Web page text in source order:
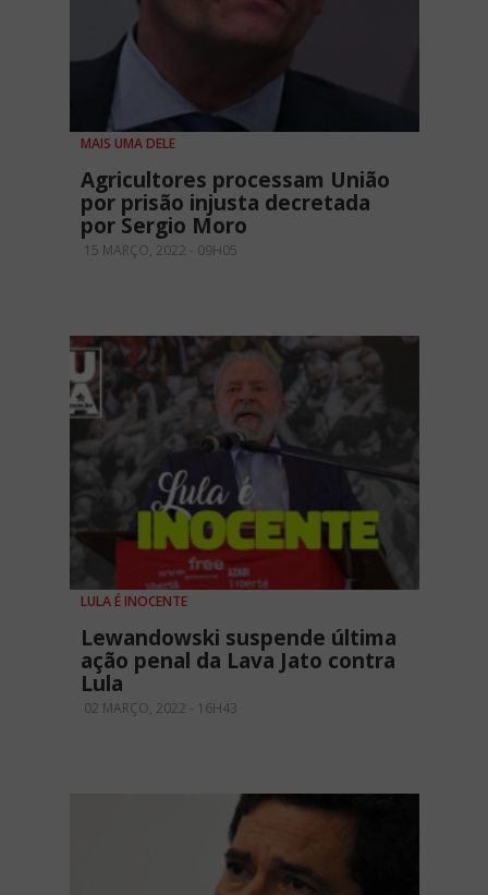
MAIS UMA DELE
Agricultores processam União
por prisão injusta decretada
por Sergio Moro
15 MARÇO, 2022 - 09H05
LULA É INOCENTE
Lewandowski suspende última
ação penal da Lava Jato contra
Lula
02 MARÇO, 2022 - 16H43